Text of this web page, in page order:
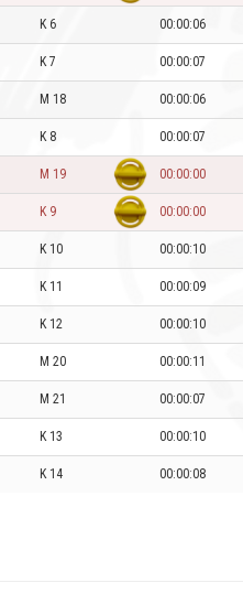
K 6 00:00:06
K 7 00:00:07
M 18 00:00:06
K 8 00:00:07
M 19 00:00:00
K 9 00:00:00
K 10 00:00:10
K 11 00:00:09
K 12 00:00:10
M 20 00:00:11
M 21 00:00:07
K 13 00:00:10
K 14 00:00:08